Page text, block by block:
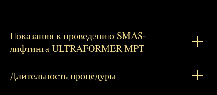
Показания к проведению SMAS-
лифтинга ULTRAFORMER MPT
Длительность процедуры